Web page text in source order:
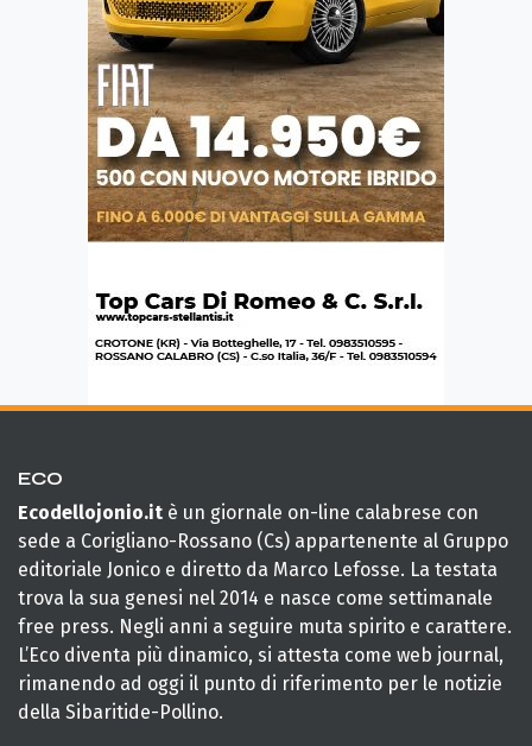
ECO
Ecodellojonio.it è un giornale on-line calabrese con
sede a Corigliano-Rossano (Cs) appartenente al Gruppo
editoriale Jonico e diretto da Marco Lefosse. La testata
trova la sua genesi nel 2014 e nasce come settimanale
free press. Negli anni a seguire muta spirito e carattere.
L’Eco diventa più dinamico, si attesta come web journal,
rimanendo ad oggi il punto di riferimento per le notizie
della Sibaritide-Pollino.